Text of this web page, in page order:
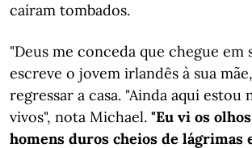
caíram tombados.
"Deus me conceda que chegue em
escreve o jovem irlandês à sua
regressar a casa. "Ainda aqui estou
vivos", nota Michael. "Eu vi os
homens duros cheios de lágrimas